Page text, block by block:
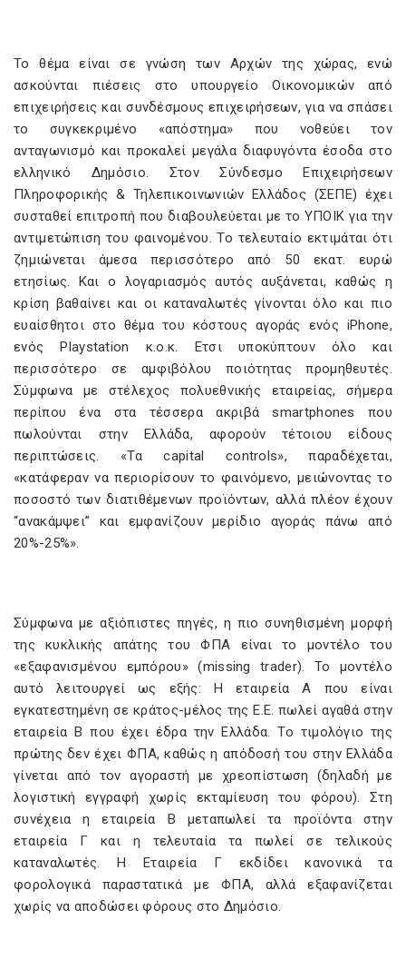
Το θέμα είναι σε γνώση των Αρχών της χώρας, ενώ
ασκούνται πιέσεις στο υπουργείο Οικονομικών από
επιχειρήσεις και συνδέσμους επιχειρήσεων, για να σπάσει
το συγκεκριμένο «απόστημα» που νοθεύει τον
ανταγωνισμό και προκαλεί μεγάλα διαφυγόντα έσοδα στο
ελληνικό Δημόσιο. Στον Σύνδεσμο Επιχειρήσεων
Πληροφορικής & Τηλεπικοινωνιών Ελλάδος (ΣΕΠΕ) έχει
συσταθεί επιτροπή που διαβουλεύεται με το ΥΠΟΙΚ για την
αντιμετώπιση του φαινομένου. Το τελευταίο εκτιμάται ότι
ζημιώνεται άμεσα περισσότερο από 50 εκατ. ευρώ
ετησίως. Και ο λογαριασμός αυτός αυξάνεται, καθώς η
κρίση βαθαίνει και οι καταναλωτές γίνονται όλο και πιο
ευαίσθητοι στο θέμα του κόστους αγοράς ενός iPhone,
ενός Playstation κ.ο.κ. Ετσι υποκύπτουν όλο και
περισσότερο σε αμφιβόλου ποιότητας προμηθευτές.
Σύμφωνα με στέλεχος πολυεθνικής εταιρείας, σήμερα
περίπου ένα στα τέσσερα ακριβά smartphones που
πωλούνται στην Ελλάδα, αφορούν τέτοιου είδους
περιπτώσεις. «Τα capital controls», παραδέχεται,
«κατάφεραν να περιορίσουν το φαινόμενο, μειώνοντας το
ποσοστό των διατιθέμενων προϊόντων, αλλά πλέον έχουν
“ανακάμψει” και εμφανίζουν μερίδιο αγοράς πάνω από
20%-25%».
Σύμφωνα με αξιόπιστες πηγές, η πιο συνηθισμένη μορφή
της κυκλικής απάτης του ΦΠΑ είναι το μοντέλο του
«εξαφανισμένου εμπόρου» (missing trader). Το μοντέλο
αυτό λειτουργεί ως εξής: Η εταιρεία Α που είναι
εγκατεστημένη σε κράτος-μέλος της Ε.Ε. πωλεί αγαθά στην
εταιρεία Β που έχει έδρα την Ελλάδα. Το τιμολόγιο της
πρώτης δεν έχει ΦΠΑ, καθώς η απόδοσή του στην Ελλάδα
γίνεται από τον αγοραστή με χρεοπίστωση (δηλαδή με
λογιστική εγγραφή χωρίς εκταμίευση του φόρου). Στη
συνέχεια η εταιρεία Β μεταπωλεί τα προϊόντα στην
εταιρεία Γ και η τελευταία τα πωλεί σε τελικούς
καταναλωτές. Η Εταιρεία Γ εκδίδει κανονικά τα
φορολογικά παραστατικά με ΦΠΑ, αλλά εξαφανίζεται
χωρίς να αποδώσει φόρους στο Δημόσιο.